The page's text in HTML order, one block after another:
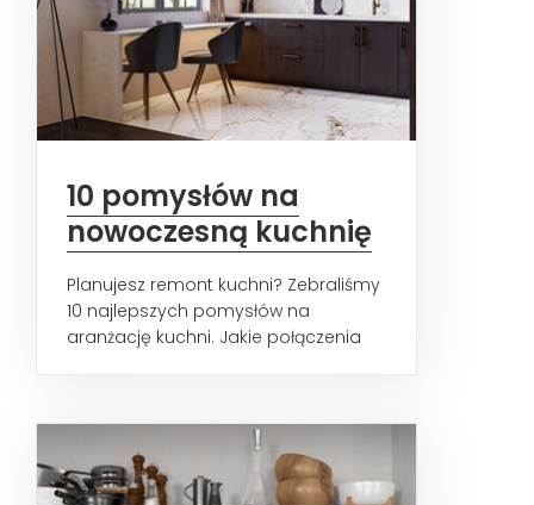
10 pomysłów na
nowoczesną kuchnię
Planujesz remont kuchni? Zebraliśmy
10 najlepszych pomysłów na
aranżację kuchni. Jakie połączenia